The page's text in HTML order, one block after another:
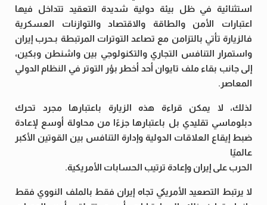
استثنائية في ظل بيئة دولية شديدة التعقيد تتداخل فيها
اعتبارات الأمن والطاقة والاقتصاد والتوازنات العسكرية
فالزيارة تأتي بالتزامن مع تصاعد التوترات المرتبطة بـحرب إيران
واستمرار التنافس التجاري والتكنولوجي بين واشنطن وبكين،
إلى جانب بقاء ملف تايوان أحد أخطر بؤر التوتر في النظام الدولي
المعاصر.
لذلك، لا يمكن قراءة هذه الزيارة باعتبارها مجرد تحرك
دبلوماسي تقليدي بل باعتبارها جزءًا من محاولة أوسع لإعادة
ضبط إيقاع العلاقات الدولية وإدارة التنافس بين القوتين الأكبر
عالميًا
الحرب على إيران وإعادة ترتيب الحسابات الأمريكية.
لا يرتبط التصعيد الأمريكي تجاه إيران فقط بالملف النووي فقط